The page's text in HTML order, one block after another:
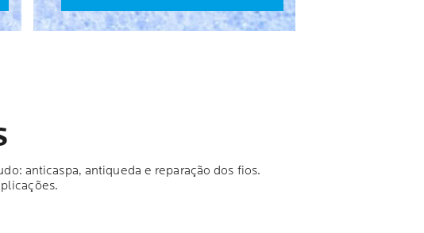
anticaspa, antiqueda e reparação dos fios.